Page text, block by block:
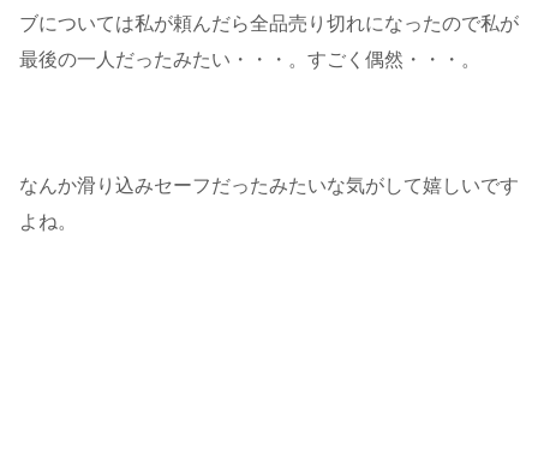
ブについては私が頼んだら全品売り切れになったので私が
最後の一人だったみたい・・・。すごく偶然・・・。
なんか滑り込みセーフだったみたいな気がして嬉しいです
よね。